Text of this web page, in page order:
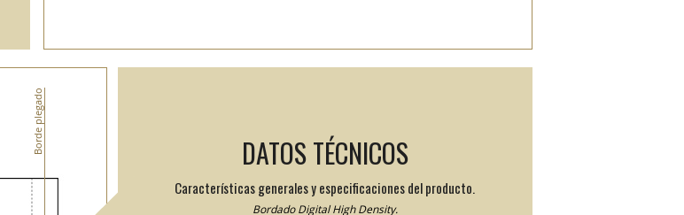
DATOS TÉCNICOS
Características generales y especificaciones del producto.
Bordado Digital High Density.
Borde plegado